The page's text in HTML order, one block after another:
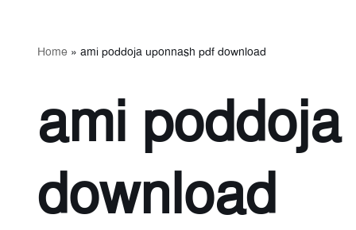
Home » ami poddoja uponnash pdf download
ami
download